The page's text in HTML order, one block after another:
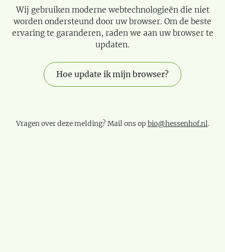
Wij gebruiken moderne webtechnologieën die niet
worden ondersteund door uw browser. Om de beste
ervaring te garanderen, raden we aan uw browser te
updaten.
Hoe update ik mijn browser?
Vragen over deze melding? Mail ons op bio@hessenhof.nl.